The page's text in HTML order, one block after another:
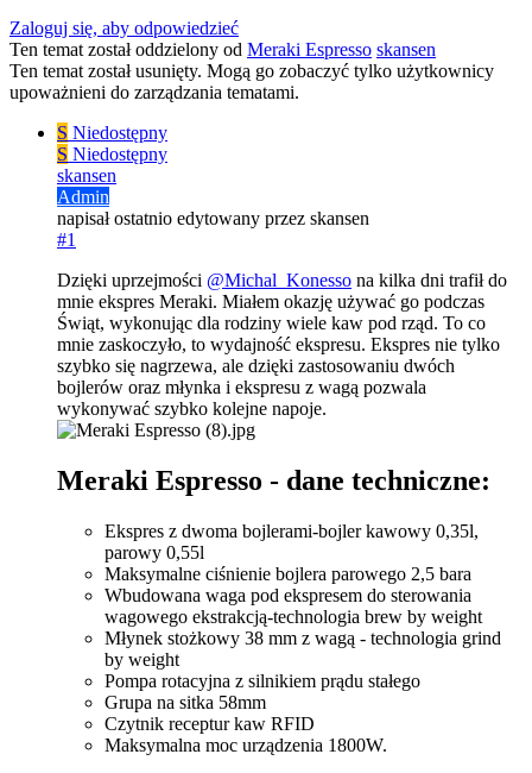
Zaloguj się, aby odpowiedzieć
Ten temat został oddzielony od Meraki Espresso skansen
Ten temat został usunięty. Mogą go zobaczyć tylko użytkownicy
upoważnieni do zarządzania tematami.
S Niedostępny
S Niedostępny
skansen
Admin
napisałostatnio edytowany przez skansen
#1
Dzięki uprzejmości @Michal_Konesso na kilka dni trafił do
mnie ekspres Meraki. Miałem okazję używać go podczas
Świąt, wykonując dla rodziny wiele kaw pod rząd. To co
mnie zaskoczyło, to wydajność ekspresu. Ekspres nie tylko
szybko się nagrzewa, ale dzięki zastosowaniu dwóch
bojlerów oraz młynka i ekspresu z wagą pozwala
wykonywać szybko kolejne napoje.
Meraki Espresso - dane techniczne:
Ekspres z dwoma bojlerami-bojler kawowy 0,35l,
parowy 0,55l
Maksymalne ciśnienie bojlera parowego 2,5 bara
Wbudowana waga pod ekspresem do sterowania
wagowego ekstrakcją-technologia brew by weight
Młynek stożkowy 38 mm z wagą - technologia grind
by weight
Pompa rotacyjna z silnikiem prądu stałego
Grupa na sitka 58mm
Czytnik receptur kaw RFID
Maksymalna moc urządzenia 1800W.